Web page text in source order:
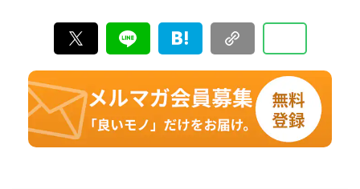
『MONOQLO（モノクロ）』は2009年3月19日に創刊、
毎月19日に発行されている「広告なし」のモノ批評雑誌
& おすすめ情報メディア。創刊以来、おもに男性向けの
生活用品や家具、ガジェット、食品などを各分野の専門
家にも協力を仰ぎ、編集部と社内の検証機関が実際に比
較・検証・評価してきました。テストで見つけた「本当
に良いモノ」だけを厳選して紹介。編集長・山田和樹を
中心に、11名以上の編集体制で日々の検証・記事制作を
行っています。